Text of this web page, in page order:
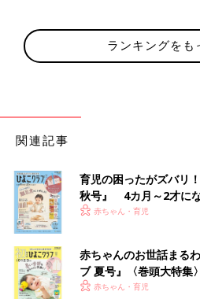
ランキングをも
関連記事
育児の困ったがズバリ
秋号』 4カ月～2才に
いっぱい！
赤ちゃん・育児
赤ちゃんのお世話まる
ブ 夏号』〈巻頭大特集
く！ おっぱい・ミルク
赤ちゃん・育児